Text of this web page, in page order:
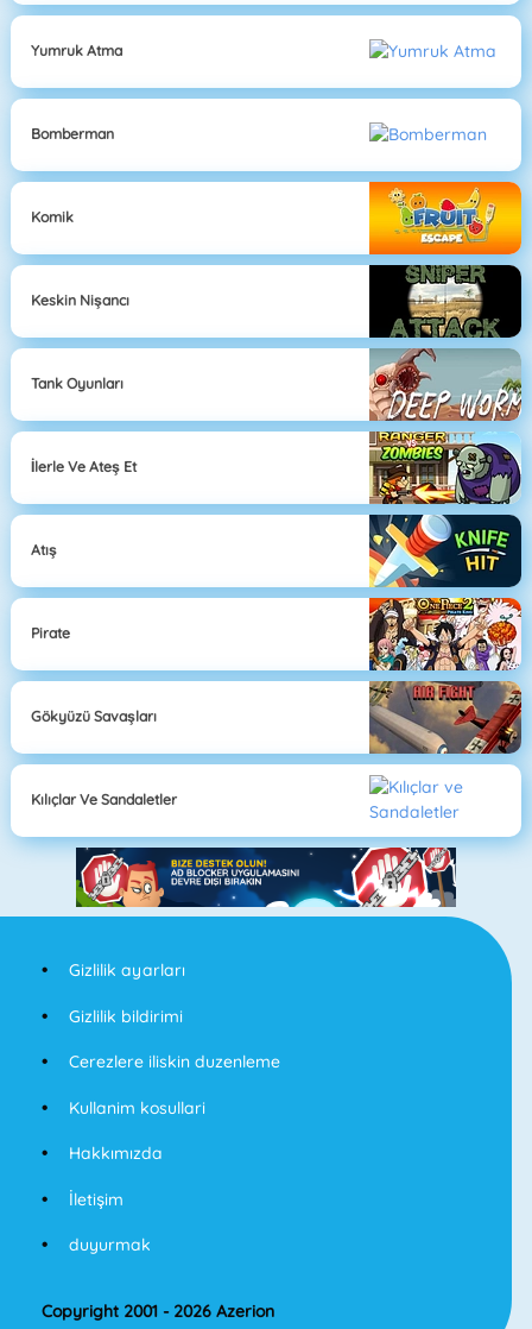
Yumruk Atma
Bomberman
Komik
Keskin Nişancı
Tank Oyunları
İlerle Ve Ateş Et
Atış
Pirate
Gökyüzü Savaşları
Kılıçlar Ve Sandaletler
Gizlilik ayarları
Gizlilik bildirimi
Cerezlere iliskin duzenleme
Kullanim kosullari
Hakkımızda
İletişim
duyurmak
Copyright 2001 - 2026 Azerion